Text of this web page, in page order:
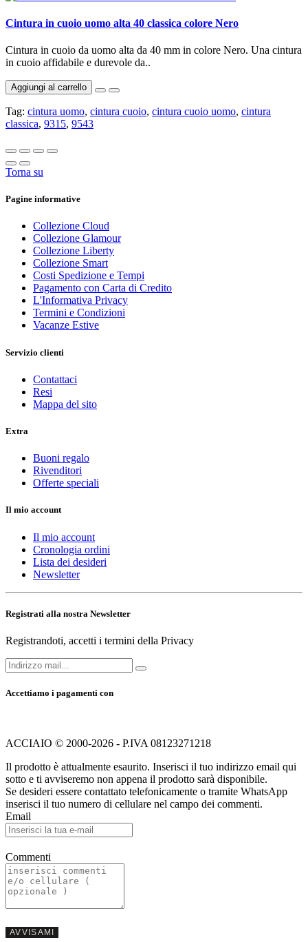
Cintura in cuoio uomo alta 40 classica colore Nero
Cintura in cuoio da uomo alta da 40 mm in colore Nero. Una cintura
in cuoio affidabile e durevole da..
Aggiungi al carrello
Tag: cintura uomo, cintura cuoio, cintura cuoio uomo, cintura
classica, 9315, 9543
Torna su
Pagine informative
Collezione Cloud
Collezione Glamour
Collezione Liberty
Collezione Smart
Costi Spedizione e Tempi
Pagamento con Carta di Credito
L'Informativa Privacy
Termini e Condizioni
Vacanze Estive
Servizio clienti
Contattaci
Resi
Mappa del sito
Extra
Buoni regalo
Rivenditori
Offerte speciali
Il mio account
Il mio account
Cronologia ordini
Lista dei desideri
Newsletter
Registrati alla nostra Newsletter
Registrandoti, accetti i termini della Privacy
Accettiamo i pagamenti con
ACCIAIO © 2000-2026 - P.IVA 08123271218
Il prodotto è attualmente esaurito. Inserisci il tuo indirizzo email qui
sotto e ti avviseremo non appena il prodotto sarà disponibile.
Se desideri essere contattato telefonicamente o tramite WhatsApp
inserisci il tuo numero di cellulare nel campo dei commenti.
Email
Commenti
AVVISAMI